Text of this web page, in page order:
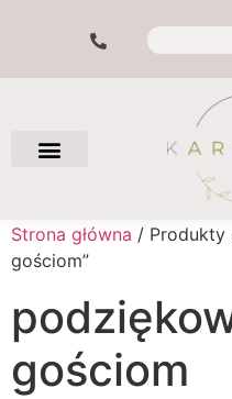
Strona główna / Produkty
gościom”
gościom